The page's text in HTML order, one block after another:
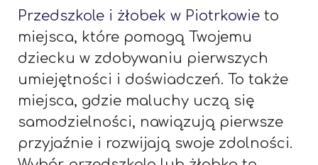
Przedszkole i żłobek w Piotrkowie to
miejsca, które pomogą Twojemu
dziecku w zdobywaniu pierwszych
umiejętności i doświadczeń. To także
miejsca, gdzie maluchy uczą się
samodzielności, nawiązują pierwsze
przyjaźnie i rozwijają swoje zdolności.